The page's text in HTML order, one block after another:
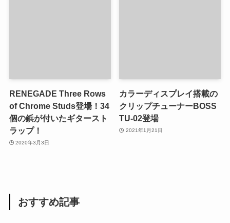
RENEGADE Three Rows
of Chrome Studs登場！34
個の鋲が付いたギタースト
ラップ！
2020年3月3日
カラーディスプレイ搭載の
クリップチューナーBOSS
TU-02登場
2021年1月21日
おすすめ記事